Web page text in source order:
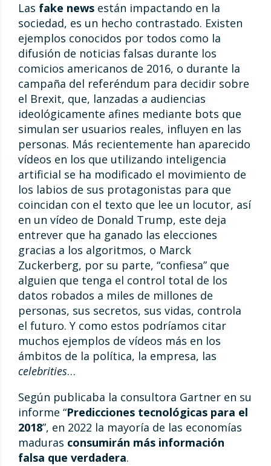
Las fake news están impactando en la
sociedad, es un hecho contrastado. Existen
ejemplos conocidos por todos como la
difusión de noticias falsas durante los
comicios americanos de 2016, o durante la
campaña del referéndum para decidir sobre
el Brexit, que, lanzadas a audiencias
ideológicamente afines mediante bots que
simulan ser usuarios reales, influyen en las
personas. Más recientemente han aparecido
vídeos en los que utilizando inteligencia
artificial se ha modificado el movimiento de
los labios de sus protagonistas para que
coincidan con el texto que lee un locutor, así
en un vídeo de Donald Trump, este deja
entrever que ha ganado las elecciones
gracias a los algoritmos, o Marck
Zuckerberg, por su parte, “confiesa” que
alguien que tenga el control total de los
datos robados a miles de millones de
personas, sus secretos, sus vidas, controla
el futuro. Y como estos podríamos citar
muchos ejemplos de vídeos más en los
ámbitos de la política, la empresa, las
celebrities…
Según publicaba la consultora Gartner en su
informe “Predicciones tecnológicas para el
2018”, en 2022 la mayoría de las economías
maduras consumirán más información
falsa que verdadera.